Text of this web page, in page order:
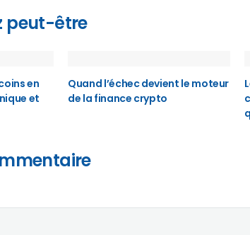
peut-être
en
et
Quand l’échec devient le moteur
de la finance crypto